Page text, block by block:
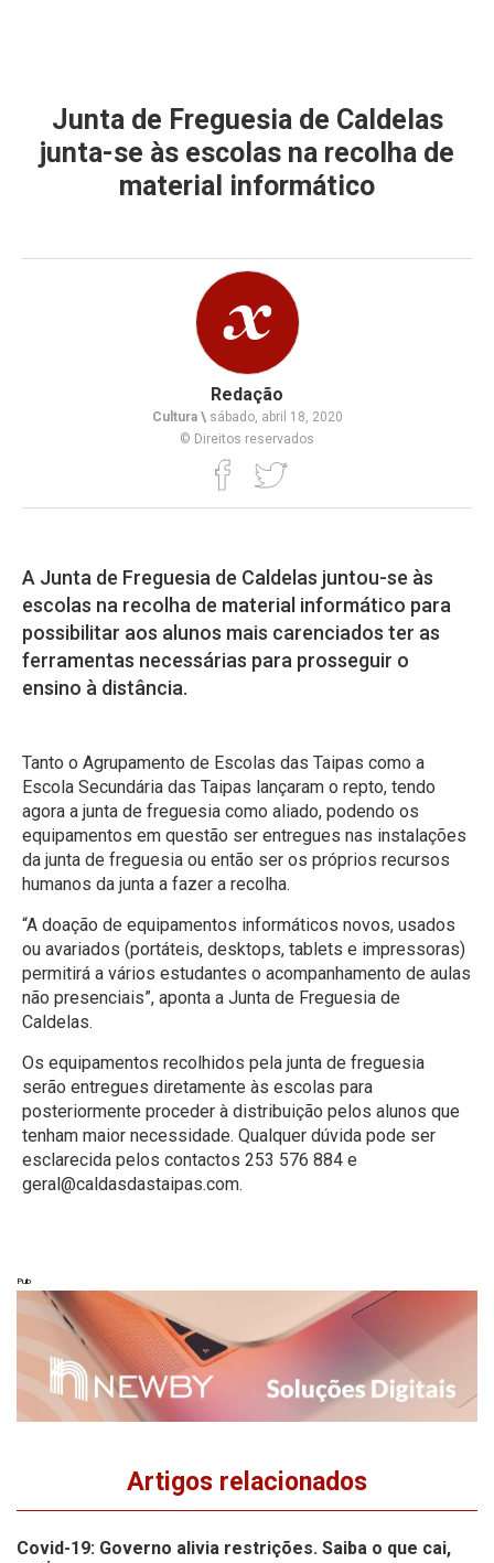
Junta de Freguesia de Caldelas
junta-se às escolas na recolha de
material informático
Redação
Cultura \sábado, abril 18, 2020
© Direitos reservados
A Junta de Freguesia de Caldelas juntou-se às
escolas na recolha de material informático para
possibilitar aos alunos mais carenciados ter as
ferramentas necessárias para prosseguir o
ensino à distância.
Tanto o Agrupamento de Escolas das Taipas como a
Escola Secundária das Taipas lançaram o repto, tendo
agora a junta de freguesia como aliado, podendo os
equipamentos em questão ser entregues nas instalações
da junta de freguesia ou então ser os próprios recursos
humanos da junta a fazer a recolha.
“A doação de equipamentos informáticos novos, usados
ou avariados (portáteis, desktops, tablets e impressoras)
permitirá a vários estudantes o acompanhamento de aulas
não presenciais”, aponta a Junta de Freguesia de
Caldelas.
Os equipamentos recolhidos pela junta de freguesia
serão entregues diretamente às escolas para
posteriormente proceder à distribuição pelos alunos que
tenham maior necessidade. Qualquer dúvida pode ser
esclarecida pelos contactos 253 576 884 e
geral@caldasdastaipas.com.
Pub
Artigos relacionados
Covid-19: Governo alivia restrições. Saiba o que cai,